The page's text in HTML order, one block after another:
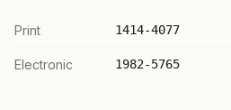
Print 1414-4077
Electronic 1982-5765